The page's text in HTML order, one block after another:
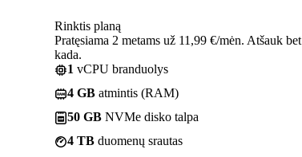
Rinktis planą
Pratęsiama 2 metams už 11,99 €/mėn. Atšauk bet
kada.
1 vCPU branduolys
4 GB atmintis (RAM)
50 GB NVMe disko talpa
4 TB duomenų srautas